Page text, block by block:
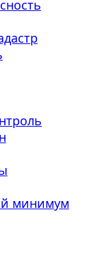
минимум